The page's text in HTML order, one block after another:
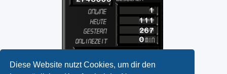
Diese Website nutzt Cookies, um dir den